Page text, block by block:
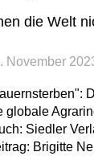
die Welt
November
globale
Siedler
Brigitte